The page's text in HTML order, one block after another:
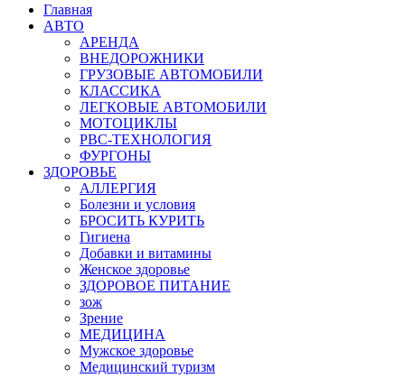
Главная
АВТО
АРЕНДА
ВНЕДОРОЖНИКИ
ГРУЗОВЫЕ АВТОМОБИЛИ
КЛАССИКА
ЛЕГКОВЫЕ АВТОМОБИЛИ
МОТОЦИКЛЫ
РВС-ТЕХНОЛОГИЯ
ФУРГОНЫ
ЗДОРОВЬЕ
АЛЛЕРГИЯ
Болезни и условия
БРОСИТЬ КУРИТЬ
Гигиена
Добавки и витамины
Женское здоровье
ЗДОРОВОЕ ПИТАНИЕ
зож
Зрение
МЕДИЦИНА
Мужское здоровье
Медицинский туризм